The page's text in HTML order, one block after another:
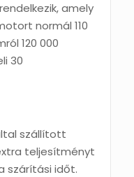
amely
normál 110
120 000
30
szállított
teljesítményt
szárítási időt.